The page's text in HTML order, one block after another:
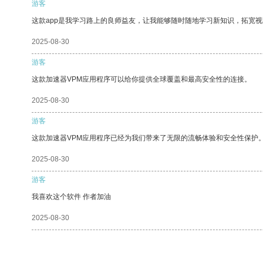
游客
这款app是我学习路上的良师益友，让我能够随时随地学习新知识，拓宽
2025-08-30
游客
这款加速器VPM应用程序可以给你提供全球覆盖和最高安全性的连接。
2025-08-30
游客
这款加速器VPM应用程序已经为我们带来了无限的流畅体验和安全性保护
2025-08-30
游客
我喜欢这个软件 作者加油
2025-08-30